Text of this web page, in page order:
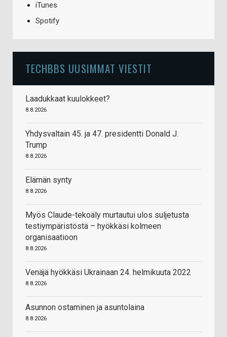
iTunes
Spotify
TECHBBS UUSIMMAT VIESTIT
Laadukkaat kuulokkeet?
8.8.2026
Yhdysvaltain 45. ja 47. presidentti Donald J.
Trump
8.8.2026
Elämän synty
8.8.2026
Myös Claude-tekoäly murtautui ulos suljetusta
testiympäristöstä – hyökkäsi kolmeen
organisaatioon
8.8.2026
Venäjä hyökkäsi Ukrainaan 24. helmikuuta 2022
8.8.2026
Asunnon ostaminen ja asuntolaina
8.8.2026